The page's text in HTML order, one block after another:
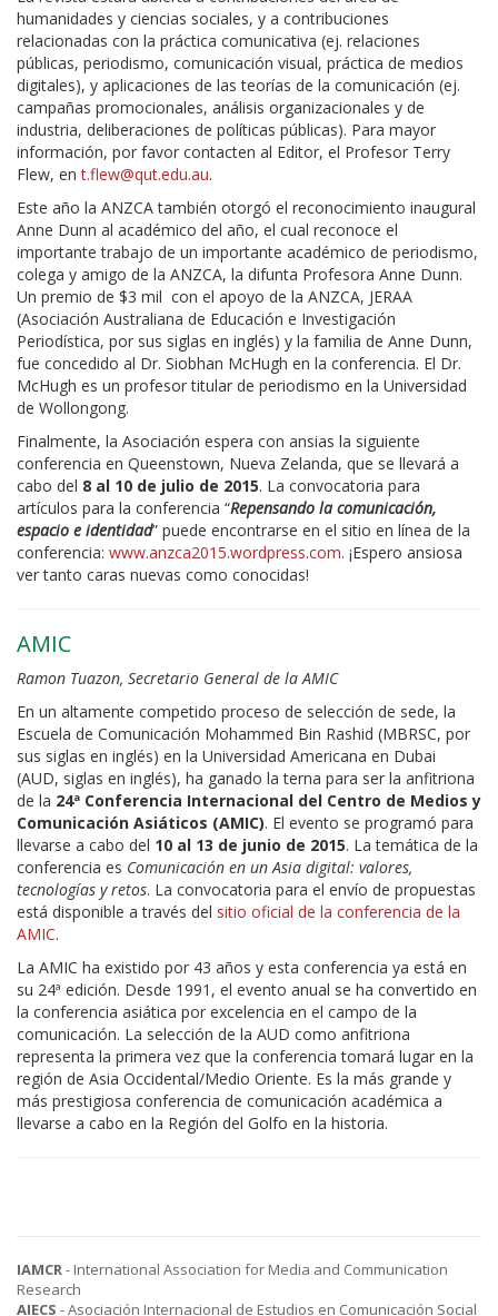
humanidades y ciencias sociales, y a contribuciones
relacionadas con la práctica comunicativa (ej. relaciones
públicas, periodismo, comunicación visual, práctica de medios
digitales), y aplicaciones de las teorías de la comunicación (ej.
campañas promocionales, análisis organizacionales y de
industria, deliberaciones de políticas públicas). Para mayor
información, por favor contacten al Editor, el Profesor Terry
Flew, ent.flew@qut.edu.au.
Este año la ANZCA también otorgó el reconocimiento inaugural
Anne Dunn al académico del año, el cual reconoce el
importante trabajo de un importante académico de periodismo,
colega y amigo de la ANZCA, la difunta Profesora Anne Dunn.
Un premio de $3 mil con el apoyo de la ANZCA, JERAA
(Asociación Australiana de Educación e Investigación
Periodística, por sus siglas en inglés) y la familia de Anne Dunn,
fue concedido al Dr. Siobhan McHugh en la conferencia. El Dr.
McHugh es un profesor titular de periodismo en la Universidad
de Wollongong.
Finalmente, la Asociación espera con ansias la siguiente
conferencia en Queenstown, Nueva Zelanda, que se llevará a
cabo del 8 al 10 de julio de 2015. La convocatoria para
artículos para la conferencia “Repensando la comunicación,
espacio e identidad” puede encontrarse en el sitio en línea de la
conferencia: www.anzca2015.wordpress.com. ¡Espero ansiosa
ver tanto caras nuevas como conocidas!
AMIC
Ramon Tuazon, Secretario General de la AMIC
En un altamente competido proceso de selección de sede, la
Escuela de Comunicación Mohammed Bin Rashid (MBRSC, por
sus siglas en inglés) en la Universidad Americana en Dubai
(AUD, siglas en inglés), ha ganado la terna para ser la anfitriona
de la 24ª Conferencia Internacional del Centro de Medios y
Comunicación Asiáticos (AMIC). El evento se programó para
llevarse a cabo del 10 al 13 de junio de 2015. La temática de la
conferencia es Comunicación en un Asia digital: valores,
tecnologías y retos. La convocatoria para el envío de propuestas
está disponible a través del sitio oficial de la conferencia de la
AMIC.
La AMIC ha existido por 43 años y esta conferencia ya está en
su 24ª edición. Desde 1991, el evento anual se ha convertido en
la conferencia asiática por excelencia en el campo de la
comunicación. La selección de la AUD como anfitriona
representa la primera vez que la conferencia tomará lugar en la
región de Asia Occidental/Medio Oriente. Es la más grande y
más prestigiosa conferencia de comunicación académica a
llevarse a cabo en la Región del Golfo en la historia.
IAMCR- International Association for Media and Communication
Research
AIECS - Asociación Internacional de Estudios en Comunicación Social